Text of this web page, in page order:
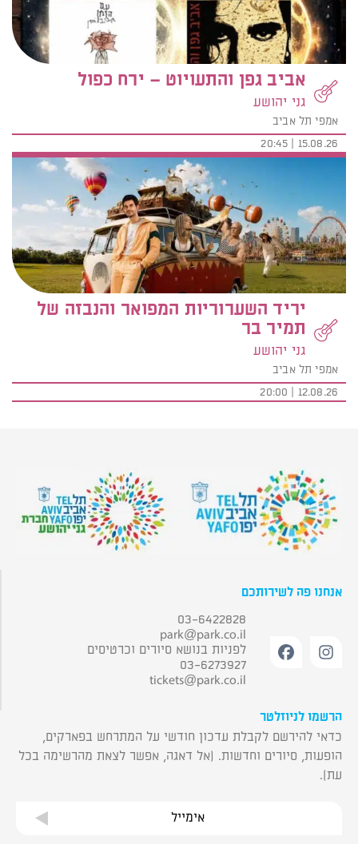
אביב גפן והתעויוט – ירח כפול
גני יהושע
אמפי תל אביב
15.08.26 | 20:45
יריד השערוריות המפואר והנבזה של
תמיר בר
גני יהושע
אמפי תל אביב
12.08.26 | 20:00
אנחנו פה לשירותכם
03-6422828
park@park.co.il
לפניות בנושא סיורים וכרטיסים
03-6273927
tickets@park.co.il
הרשמו לניוזלטר
כדאי להירשם לקבלת עדכון חודשי על המתרחש בפארקים,
הופעות, סיורים וחדשות. (אל דאגה, אפשר לצאת מהרשימה בכל
עת).
אימייל